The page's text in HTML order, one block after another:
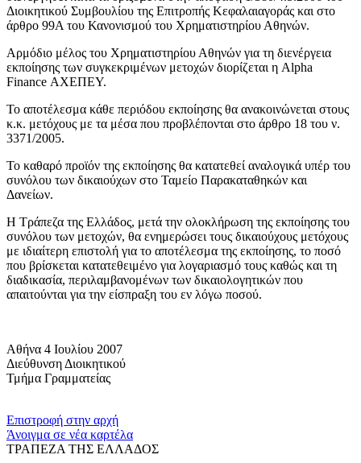
Διοικητικού Συμβουλίου της Επιτροπής Κεφαλαιαγοράς και στο
άρθρο 99Α του Κανονισμού του Χρηματιστηρίου Αθηνών.
Αρμόδιο μέλος του Χρηματιστηρίου Αθηνών για τη διενέργεια
εκποίησης των συγκεκριμένων μετοχών διορίζεται η Alpha
Finance ΑΧΕΠΕΥ.
Το αποτέλεσμα κάθε περιόδου εκποίησης θα ανακοινώνεται στους
κ.κ. μετόχους με τα μέσα που προβλέπονται στο άρθρο 18 του ν.
3371/2005.
Το καθαρό προϊόν της εκποίησης θα κατατεθεί αναλογικά υπέρ του
συνόλου των δικαιούχων στο Ταμείο Παρακαταθηκών και
Δανείων.
Η Τράπεζα της Ελλάδος, μετά την ολοκλήρωση της εκποίησης του
συνόλου των μετοχών, θα ενημερώσει τους δικαιούχους μετόχους
με ιδιαίτερη επιστολή για το αποτέλεσμα της εκποίησης, το ποσό
που βρίσκεται κατατεθειμένο για λογαριασμό τους καθώς και τη
διαδικασία, περιλαμβανομένων των δικαιολογητικών που
απαιτούνται για την είσπραξη του εν λόγω ποσού.
Αθήνα 4 Ιουλίου 2007
Διεύθυνση Διοικητικού
Τμήμα Γραμματείας
Επιστροφή στην αρχή
Άνοιγμα σε νέα καρτέλα
ΤΡΑΠΕΖΑ ΤΗΣ ΕΛΛΑΔΟΣ